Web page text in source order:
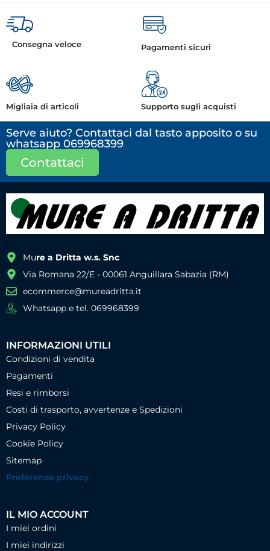
Consegna veloce Pagamenti sicuri
Migliaia di articoli Supporto sugli acquisti
Serve aiuto? Contattaci dal tasto apposito o su
whatsapp 069968399
Contattaci
Mure a Dritta w.s. Snc
Via Romana 22/E - 00061 Anguillara Sabazia (RM)
ecommerce@mureadritta.it
Whatsapp e tel. 069968399
INFORMAZIONI UTILI
Condizioni di vendita
Pagamenti
Resi e rimborsi
Costi di trasporto, avvertenze e Spedizioni
Privacy Policy
Cookie Policy
Sitemap
Preferenze privacy
IL MIO ACCOUNT
I miei ordini
I miei indirizzi